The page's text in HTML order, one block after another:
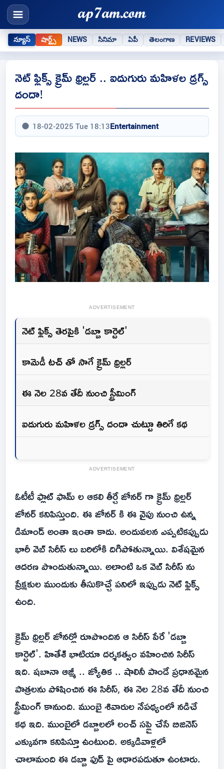
న్యూస్ షార్ట్స్ NEWS సినిమా ఏపీ తెలంగాణ REVIEWS
నెట్ ఫ్లిక్స్ క్రైమ్ థ్రిల్లర్ .. ఐదుగురు మహిళల డ్రగ్స్
దందా!
18-02-2025 Tue 18:13Entertainment
ADVERTISEMENT
నెట్ ఫ్లిక్స్ తెరపైకి 'డబ్బా కార్టెల్'
కామెడీ టచ్ తో సాగే క్రైమ్ థ్రిల్లర్
ఈ నెల 28వ తేదీ నుంచి స్ట్రీమింగ్
ఐదుగురు మహిళల డ్రగ్స్ దందా చుట్టూ తిరిగే కథ
ADVERTISEMENT
ఓటీటీ ఫ్లాట్ ఫామ్ ల ఆకలి తీర్చే జోనర్ గా క్రైమ్ థ్రిల్లర్
జోనర్ కనిపిస్తుంది. ఈ జోనర్ కి ఈ వైపు నుంచి ఉన్న
డిమాండ్ అంతా ఇంతా కాదు. అందువలన ఎప్పటికప్పుడు
భారీ వెబ్ సిరీస్ లు బరిలోకి దిగిపోతున్నాయి. విశేషమైన
ఆదరణ పొందుతున్నాయి. అలాంటి ఒక వెబ్ సిరీస్ ను
ప్రేక్షకుల ముందుకు తీసుకొచ్చే పనిలో ఇప్పుడు నెట్ ఫ్లిక్స్
ఉంది.
క్రైమ్ థ్రిల్లర్ జోనర్లో రూపొందిన ఆ సిరీస్ పేరే 'డబ్బా
కార్టెల్'. హితేశ్ భాటియా దర్శకత్వం వహించిన సిరీస్
ఇది. షబానా ఆజ్మీ .. జ్యోతిక .. షాలినీ పాండే ప్రధానమైన
పాత్రలను పోషించిన ఈ సిరీస్, ఈ నెల 28వ తేదీ నుంచి
స్ట్రీమింగ్ కానుంది. ముంబై శివారుల నేపథ్యంలో నడిచే
కథ ఇది. ముంబైలో డబ్బాలలో లంచ్ సప్లై చేసే బిజినెస్
ఎక్కువగా కనిపిస్తూ ఉంటుంది. అక్కడివాళ్లలో
చాలామంది ఈ డబ్బా ఫుడ్ పై ఆధారపడుతూ ఉంటారు.